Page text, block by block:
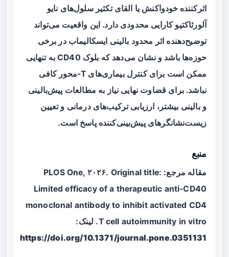
اثرکننده خودواکنش یا القای تکثیر سلول‌های نایو
آلورئاکتیو کارایی محدودی دارد. این واقعیت می‌تواند
توضیح‌دهنده اثر محدود بالینی ایسکالیماب در برخی
حوزه‌ها باشد و نشان می‌دهد که بلوک CD40 به تنهایی
ممکن است برای کنترل بیماری‌های T‑محور کافی
نباشد. برای قضاوت نهایی نیاز به مطالعات پیش‌بالینی
و بالینی بیشتر، ارزیابی ترکیب‌های درمانی و تعیین
زیست‌نشانگرهای پیش‌بینی‌کننده پاسخ است.
منبع
مقاله مرجع: PLOS One, ۲۰۲۶. Original title:
Limited efficacy of a therapeutic anti-CD40
monoclonal antibody to inhibit activated CD4
T cell autoimmunity in vitro. لینک:
https://doi.org/10.1371/journal.pone.0351131